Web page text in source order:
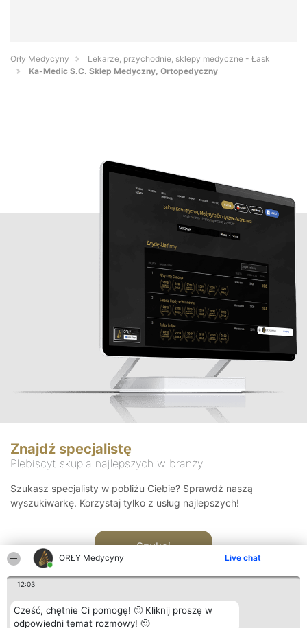
ORŁY Medycyny Live chat
12:03
Cześć, chętnie Ci pomogę! 🙂 Kliknij proszę w
odpowiedni temat rozmowy! 🙂
Orły Medycyny
Lekarze, przychodnie, sklepy medyczne - Łask
Ka-Medic S.C. Sklep Medyczny, Ortopedyczny
Znajdź specjalistę
Plebiscyt skupia najlepszych w branży
Szukasz specjalisty w pobliżu Ciebie? Sprawdź naszą
wyszukiwarkę. Korzystaj tylko z usług najlepszych!
Szukaj